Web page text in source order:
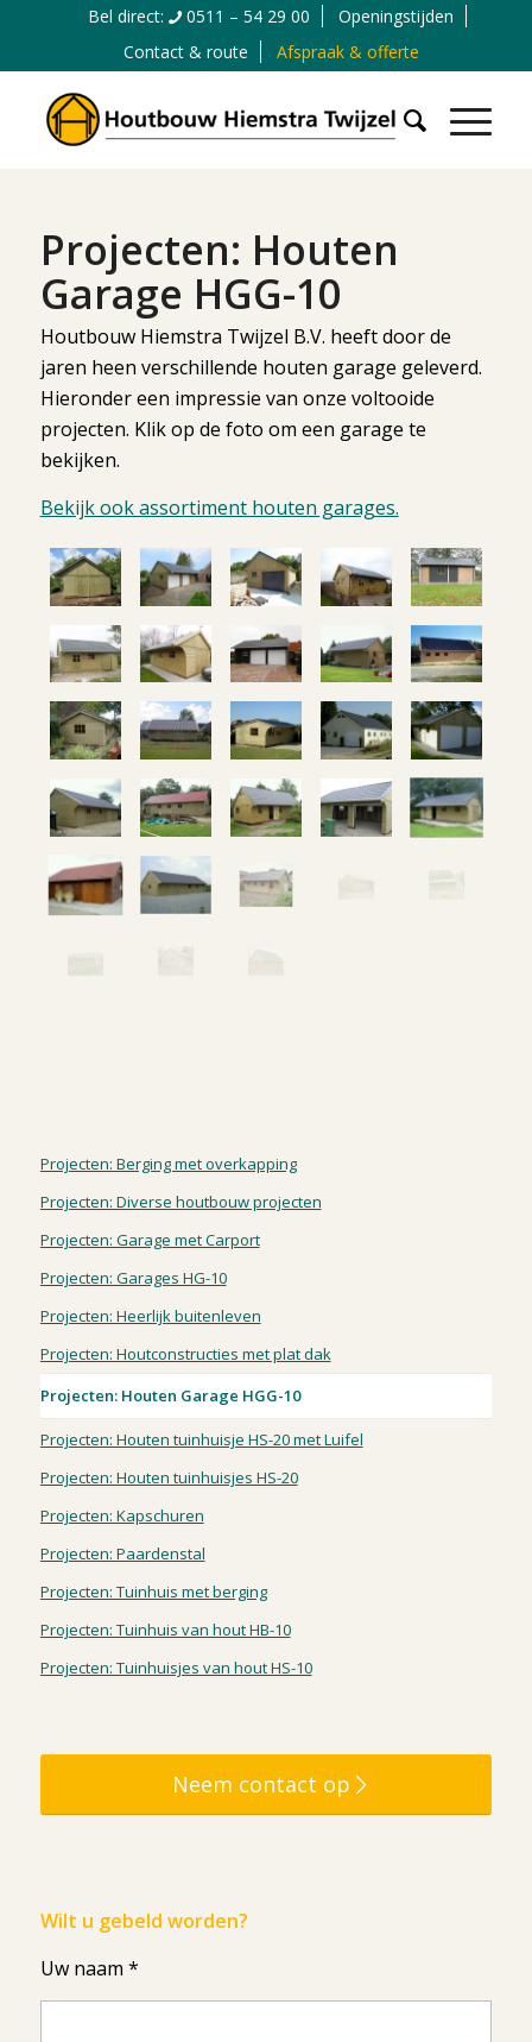
Bel direct: 0511 – 54 29 00
Openingstijden
Contact & route
Afspraak & offerte
Projecten: Houten
Garage HGG-10
Houtbouw Hiemstra Twijzel B.V. heeft door de
jaren heen verschillende houten garage geleverd.
Hieronder een impressie van onze voltooide
projecten. Klik op de foto om een garage te
bekijken.
Bekijk ook assortiment houten garages.
Projecten: Berging met overkapping
Projecten: Diverse houtbouw projecten
Projecten: Garage met Carport
Projecten: Garages HG-10
Projecten: Heerlijk buitenleven
Projecten: Houtconstructies met plat dak
Projecten: Houten Garage HGG-10
Projecten: Houten tuinhuisje HS-20 met Luifel
Projecten: Houten tuinhuisjes HS-20
Projecten: Kapschuren
Projecten: Paardenstal
Projecten: Tuinhuis met berging
Projecten: Tuinhuis van hout HB-10
Projecten: Tuinhuisjes van hout HS-10
Neem contact op
Wilt u gebeld worden?
Uw naam *